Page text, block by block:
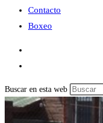
Contacto
Boxeo
Buscar en esta web